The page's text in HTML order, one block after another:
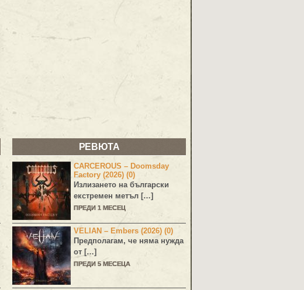
РЕВЮТА
CARCEROUS – Doomsday
Factory (2026) (0)
Излизането на български
екстремен метъл […]
ПРЕДИ 1 МЕСЕЦ
VELIAN – Embers (2026) (0)
Предполагам, че няма нужда
от […]
ПРЕДИ 5 МЕСЕЦА